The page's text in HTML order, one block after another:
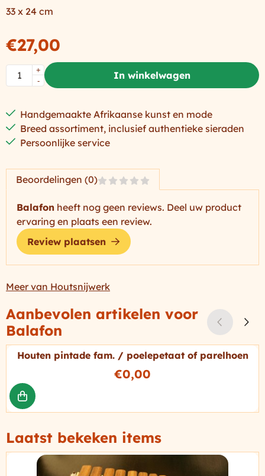
33 x 24 cm
€27,00
Aantal
+
-
In winkelwagen
Handgemaakte Afrikaanse kunst en mode
Breed assortiment, inclusief authentieke sieraden
Persoonlijke service
Beoordelingen (0)
Balafon heeft nog geen reviews. Deel uw product
ervaring en plaats een review.
Review plaatsen
Meer van Houtsnijwerk
Aanbevolen artikelen voor
Balafon
Houten pintade fam. / poelepetaat of parelhoen
Prijs: 0,00
€0,00
Laatst bekeken items